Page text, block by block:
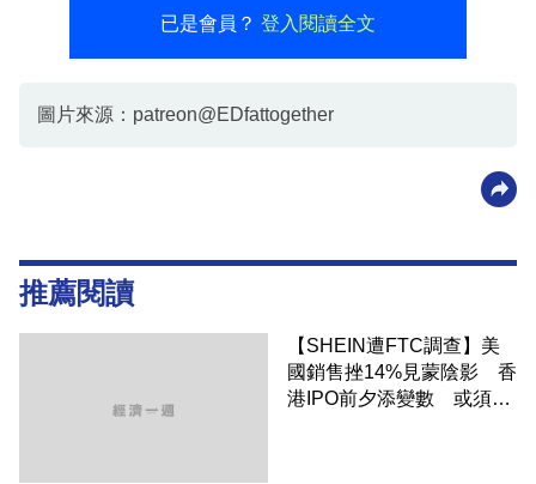
已是會員？ 登入閱讀全文
圖片來源：patreon@EDfattogether
推薦閱讀
【SHEIN遭FTC調查】美
國銷售挫14%見蒙陰影 香
港IPO前夕添變數 或須付